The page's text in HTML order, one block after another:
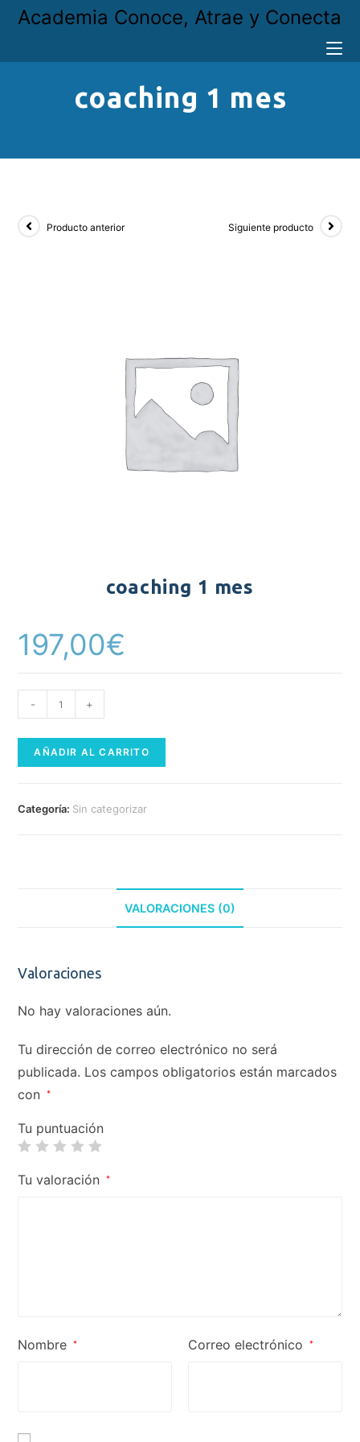
Academia Conoce, Atrae y Conecta
coaching 1 mes
Producto anterior Siguiente producto
coaching 1 mes
197,00€
-
coaching
1
mes
cantidad
+
AÑADIR AL CARRITO
Categoría: Sin categorizar
VALORACIONES (0)
Valoraciones
No hay valoraciones aún.
Tu dirección de correo electrónico no será
publicada. Los campos obligatorios están marcados
con
*
Tu puntuación
Tu valoración *
Nombre * Correo electrónico *